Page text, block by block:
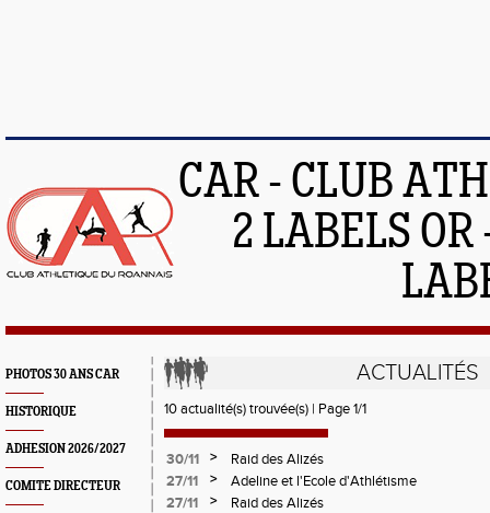
CAR - CLUB
2 LABELS
PHOTOS 30 ANS CAR
HISTORIQUE
ADHESION 2026/2027
COMITE DIRECTEUR
ACTUALITÉS
10 actualité(s) trouvée(s) | Page 1/1
30/11 >
Raid des Alizés
27/11
>
Adeline et l'Ecole d'Athlétisme
27/11
>
Raid des Alizés